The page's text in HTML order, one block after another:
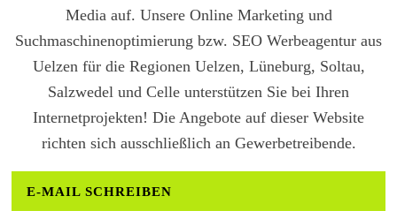
Media auf. Unsere Online Marketing und
Suchmaschinenoptimierung bzw. SEO Werbeagentur aus
Uelzen für die Regionen Uelzen, Lüneburg, Soltau,
Salzwedel und Celle unterstützen Sie bei Ihren
Internetprojekten! Die Angebote auf dieser Website
richten sich ausschließlich an Gewerbetreibende.
E-MAIL SCHREIBEN